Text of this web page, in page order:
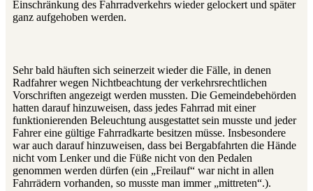
Einschränkung des Fahrradverkehrs wieder gelockert und später
ganz aufgehoben werden.
Sehr bald häuften sich seinerzeit wieder die Fälle, in denen
Radfahrer wegen Nichtbeachtung der verkehrsrechtlichen
Vorschriften angezeigt werden mussten. Die Gemeindebehörden
hatten darauf hinzuweisen, dass jedes Fahrrad mit einer
funktionierenden Beleuchtung ausge­stattet sein musste und jeder
Fahrer eine gültige Fahrradkarte besitzen müsse. Insbesondere
war auch darauf hinzuweisen, dass bei Bergabfahrten die Hände
nicht vom Lenker und die Füße nicht von den Pedalen
genommen werden dürfen (ein „Freilauf“ war nicht in allen
Fahrrädern vorhanden, so musste man immer „mittreten“.).